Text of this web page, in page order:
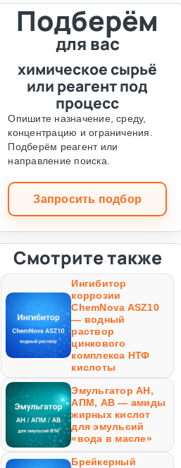
Подберём
для вас
химическое сырьё
или реагент под
процесс
Опишите назначение, среду,
концентрацию и ограничения.
Подберём реагент или
направление поиска.
Запросить подбор
Смотрите также
Ингибитор
коррозии
ChemNova ASZ10
— водный
раствор
цинкового
комплекса НТФ
кислоты
Эмульгатор АН,
АПМ, АВ — амиды
жирных кислот
для эмульсий
«вода в масле»
Брейкерный